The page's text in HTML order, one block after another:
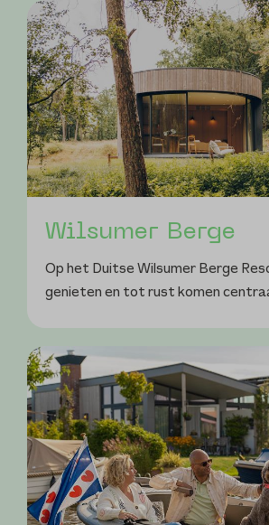
Wilsumer Berge
Op het Duitse Wilsumer Berge
genieten en tot rust komen